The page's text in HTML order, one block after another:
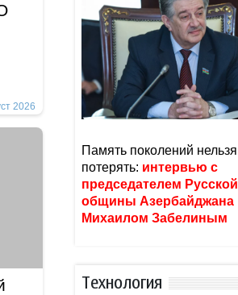
2026
Память поколений нельзя
потерять: интервью с
председателем Русской
общины Азербайджана
Михаилом Забелиным
Тexнoлoгия